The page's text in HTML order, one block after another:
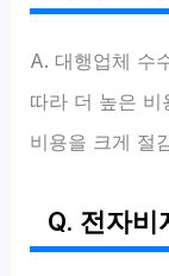
A. 대행업체 수
따라 더 높은 비
비용을 크게 절
Q. 전자비